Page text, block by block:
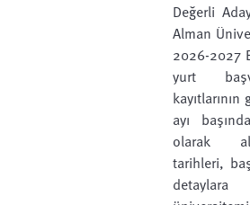
Değerli
Alman
2026-2027
yurt
ayı
olarak
tarihleri,